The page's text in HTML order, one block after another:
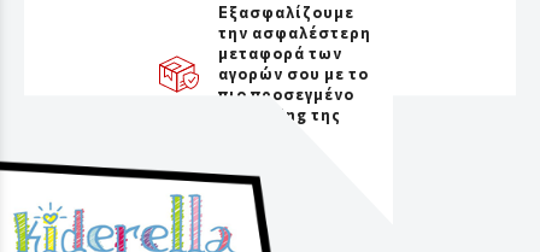
Εξασφαλίζουμε
την ασφαλέστερη
μεταφορά των
αγορών σου με το
πιο προσεγμένο
packaging της